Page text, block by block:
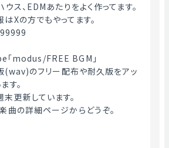
ウス、EDMあたりをよく作ってます。
Xの方でもやってます。
「modus/FREE BGM」
(wav)のフリー配布や耐久版をアッ
す。
更新しています。
曲の詳細ページからどうぞ。